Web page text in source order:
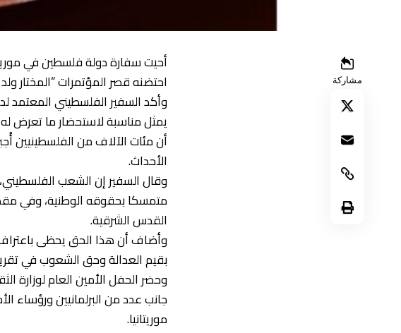
مشاركة
أحيت سفارة دولة فلسطين في
احتضنه قصر المؤتمرات
وأكد السفير الفلسطيني المعتمد
أن مئات الآلاف من الفلسطينيين
الأحداث.
وقال السفير إن الشعب
القدس الشرقية.
وأضاف أن هذا الحق يحظى باعتراف
بقيم العدالة وحق الشعوب في
وحضر الحفل الأمين العام لوزارة
جانب عدد من البرلمانيين ورؤساء
موريتانيا.